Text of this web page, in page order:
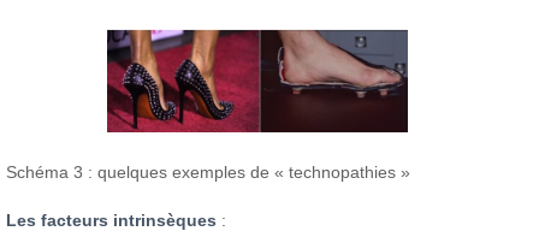
Schéma 3 : quelques exemples de « technopathies »
Les facteurs intrinsèques :